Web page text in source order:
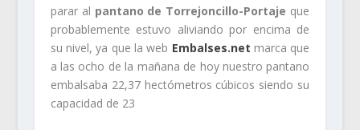
parar al pantano de Torrejoncillo-Portaje que
probablemente estuvo aliviando por encima de
su nivel, ya que la web Embalses.net marca que
a las ocho de la mañana de hoy nuestro pantano
embalsaba 22,37 hectómetros cúbicos siendo su
capacidad de 23